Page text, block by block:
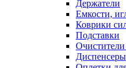
Держатели
Емкости,
Коврики
Подставки
Диспенсеры